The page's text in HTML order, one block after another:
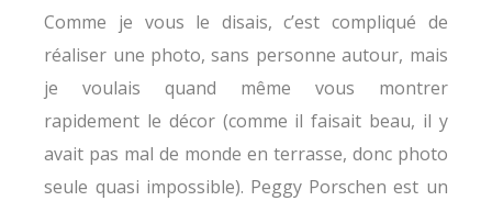
Comme je vous le disais, c’est compliqué de
réaliser une photo, sans personne autour, mais
je voulais quand même vous montrer
rapidement le décor (comme il faisait beau, il y
avait pas mal de monde en terrasse, donc photo
seule quasi impossible). Peggy Porschen est un